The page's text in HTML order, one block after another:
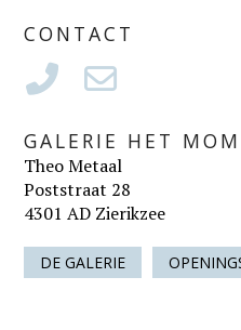
CONTACT
GALERIE HET
Theo Metaal
Poststraat 28
4301 AD Zierikzee
DE GALERIE